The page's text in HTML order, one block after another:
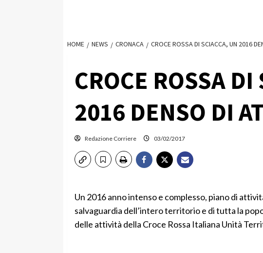
HOME NEWS CRONACA CROCE ROSSA DI SCIACCA, UN 2016
CROCE ROSSA DI
2016 DENSO DI
Redazione Corriere 03/02/2017
Un 2016 anno intenso e complesso, piano di
salvaguardia dell’intero territorio e di tutta la
delle attività della Croce Rossa Italiana Unità